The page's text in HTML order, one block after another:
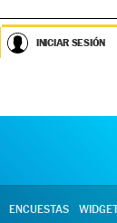
INICIAR SESIÓN
ENCUESTAS